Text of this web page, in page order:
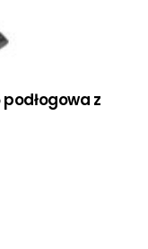
z